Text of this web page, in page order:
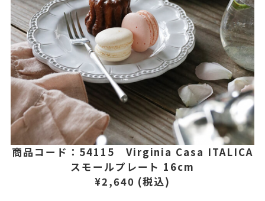
商品コード：54115 Virginia Casa ITALICA
スモールプレート 16cm
¥2,640 (税込)